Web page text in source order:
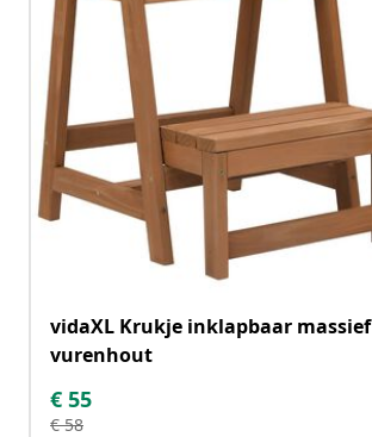
vidaXL Krukje inklapbaar massief
vurenhout
€ 55
€ 58